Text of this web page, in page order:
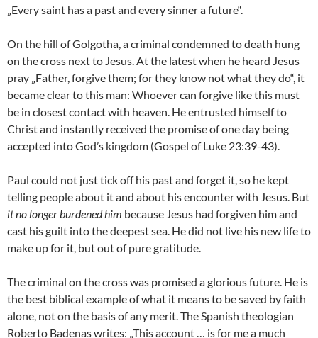
„Every saint has a past and every sinner a future“.
On the hill of Golgotha, a criminal condemned to death hung
on the cross next to Jesus. At the latest when he heard Jesus
pray „Father, forgive them; for they know not what they do“, it
became clear to this man: Whoever can forgive like this must
be in closest contact with heaven. He entrusted himself to
Christ and instantly received the promise of one day being
accepted into God’s kingdom (Gospel of Luke 23:39-43).
Paul could not just tick off his past and forget it, so he kept
telling people about it and about his encounter with Jesus. But
it no longer burdened him because Jesus had forgiven him and
cast his guilt into the deepest sea. He did not live his new life to
make up for it, but out of pure gratitude.
The criminal on the cross was promised a glorious future. He is
the best biblical example of what it means to be saved by faith
alone, not on the basis of any merit. The Spanish theologian
Roberto Badenas writes: „This account … is for me a much